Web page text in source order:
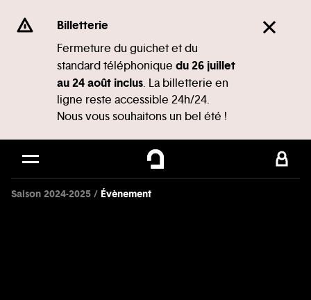
Se rendre au
Contenu principal
Pied de page
Billetterie
Fermeture du guichet et du
standard téléphonique du 26 juillet
au 24 août inclus. La billetterie en
ligne reste accessible 24h/24.
Nous vous souhaitons un bel été !
Saison 2024-2025 Évènement